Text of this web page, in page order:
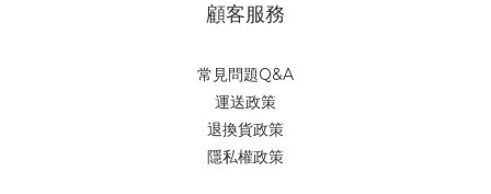
顧客服務
常見問題Q&A
運送政策
退換貨政策
隱私權政策